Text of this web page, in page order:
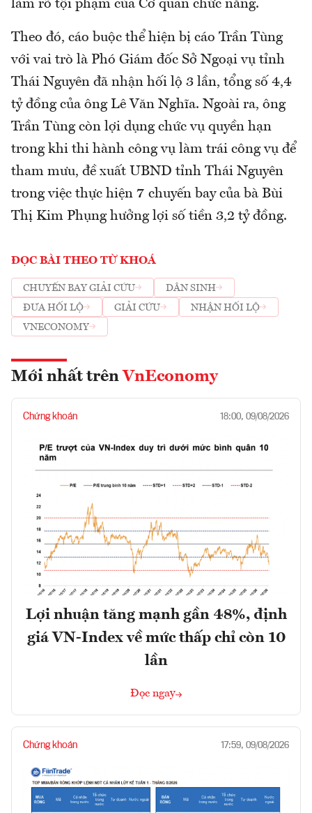
làm rõ tội phạm của Cơ quan chức năng.
Theo đó, cáo buộc thể hiện bị cáo Trần Tùng
với vai trò là Phó Giám đốc Sở Ngoại vụ tỉnh
Thái Nguyên đã nhận hối lộ 3 lần, tổng số 4,4
tỷ đồng của ông Lê Văn Nghĩa. Ngoài ra, ông
Trần Tùng còn lợi dụng chức vụ quyền hạn
trong khi thi hành công vụ làm trái công vụ để
tham mưu, đề xuất UBND tỉnh Thái Nguyên
trong việc thực hiện 7 chuyến bay của bà Bùi
Thị Kim Phụng hưởng lợi số tiền 3,2 tỷ đồng.
ĐỌC BÀI THEO TỪ KHOÁ
CHUYẾN BAY GIẢI CỨU
DÂN SINH
ĐƯA HỐI LỘ
GIẢI CỨU
NHẬN HỐI LỘ
VNECONOMY
Mới nhất trên VnEconomy
Chứng khoán 18:00, 09/08/2026
Lợi nhuận tăng mạnh gần 48%, định
giá VN-Index về mức thấp chỉ còn 10
lần
Đọc ngay
Chứng khoán 17:59, 09/08/2026